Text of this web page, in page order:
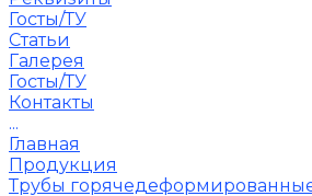
Госты/ТУ
Статьи
Галерея
Госты/ТУ
Контакты
...
Главная
Продукция
Трубы